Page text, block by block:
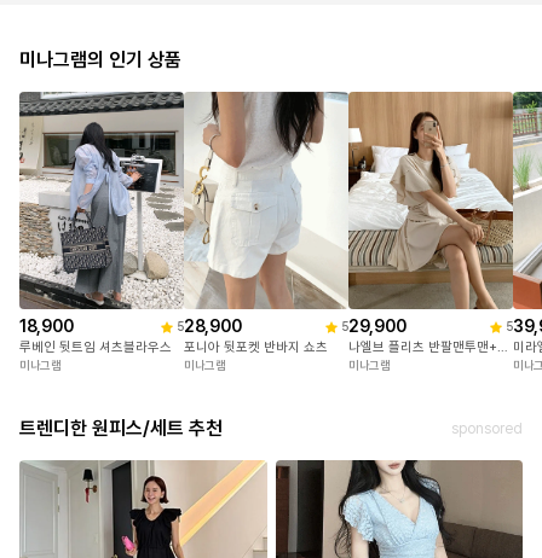
미나그램의 인기 상품
18,900 5
루베인 뒷트임 셔츠블라우스
미나그램
28,900 5
포니아 뒷포켓 반바지 쇼츠
미나그램
29,900 5
나엘브 플리츠 반팔맨투맨+치마반바지세트
미나그램
미라
미나
트렌디한 원피스/세트 추천 sponsored